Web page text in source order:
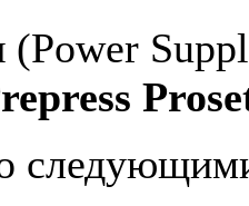
(Power